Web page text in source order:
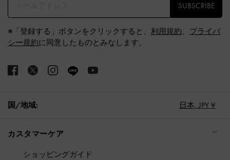
SUBSCRIBE
※「登録する」ボタンをクリックすると、 利用規約、 プライバ
シー規約に同意したものとみなします。
国/地域: 日本, JPY ¥
カスタマーケア
ショッピングガイド